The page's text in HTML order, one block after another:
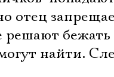
отец
решают бежать
найти.